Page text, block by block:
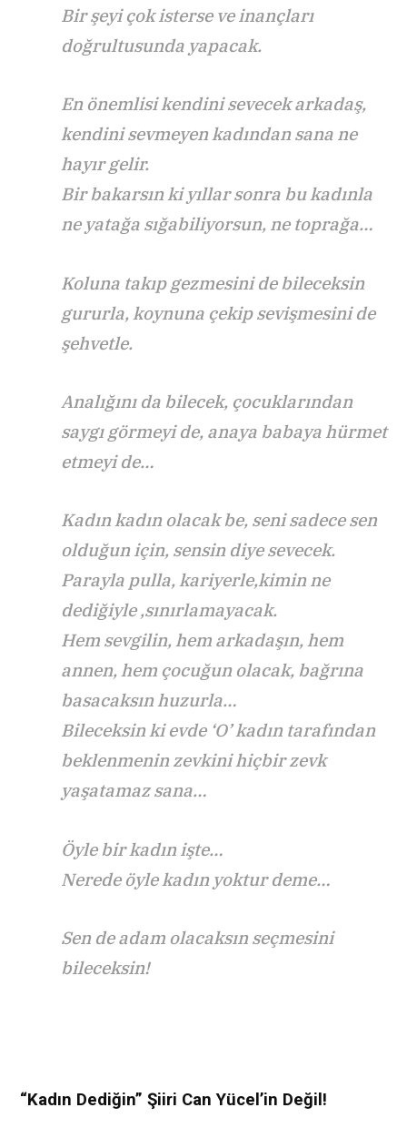
Bir şeyi çok isterse ve inançları
doğrultusunda yapacak.
En önemlisi kendini sevecek arkadaş,
kendini sevmeyen kadından sana ne
hayır gelir.
Bir bakarsın ki yıllar sonra bu kadınla
ne yatağa sığabiliyorsun, ne toprağa…
Koluna takıp gezmesini de bileceksin
gururla, koynuna çekip sevişmesini de
şehvetle.
Analığını da bilecek, çocuklarından
saygı görmeyi de, anaya babaya hürmet
etmeyi de…
Kadın kadın olacak be, seni sadece sen
olduğun için, sensin diye sevecek.
Parayla pulla, kariyerle,kimin ne
dediğiyle ,sınırlamayacak.
Hem sevgilin, hem arkadaşın, hem
annen, hem çocuğun olacak, bağrına
basacaksın huzurla…
Bileceksin ki evde ‘O’ kadın tarafından
beklenmenin zevkini hiçbir zevk
yaşatamaz sana…
Öyle bir kadın işte…
Nerede öyle kadın yoktur deme…
Sen de adam olacaksın seçmesini
bileceksin!
“Kadın Dediğin” Şiiri Can Yücel’in Değil!